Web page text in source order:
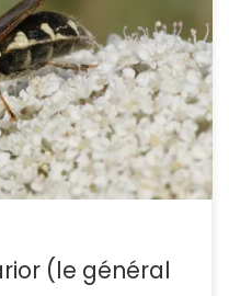
trapues à l’abdomen plus
amphibies ou aquatiques et
en oxygène. Stratiomys
: Insecte, Diptère,
ETYMOLOGIE : Stratiomys
», singularior est un […]
(le général